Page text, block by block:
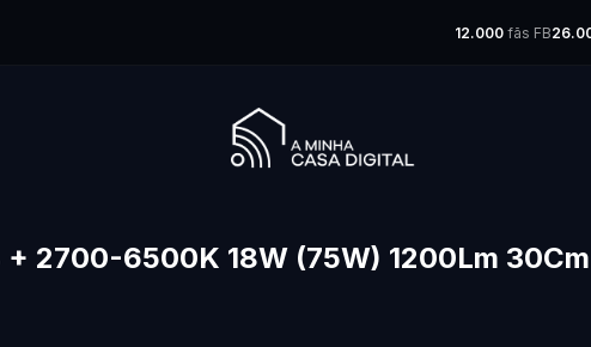
12.000 fãs FB
+ 2700-6500K 18W (75W) 1200Lm 30Cm